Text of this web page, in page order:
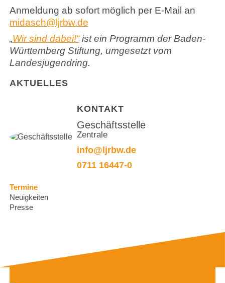
AKTUELLES
Navigation
überspringen
Termine
Neuigkeiten
Presse
KONTAKT
Geschäftsstelle
Zentrale
info@ljrbw.de
0711 16447-0
Anmeldung ab sofort möglich per E-Mail an
midasch@ljrbw.de
„Wir sind dabei!“ist ein Programm der Baden-
Württemberg Stiftung, umgesetzt vom
Landesjugendring.